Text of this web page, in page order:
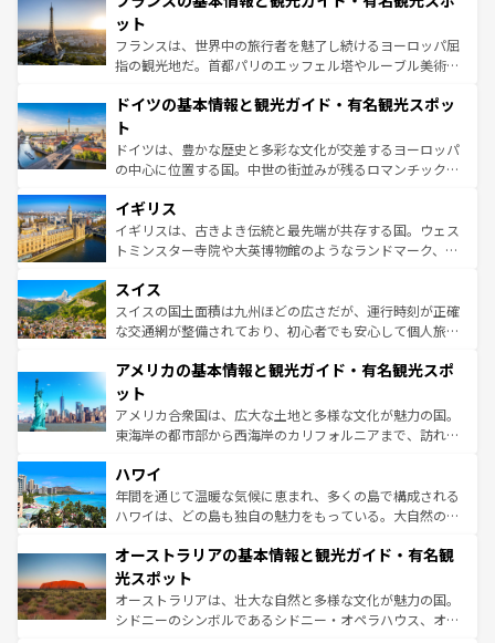
しい。
れる闘牛、そして美味しいタパスが生活の一部となってい
る。首都マドリードの洗練された雰囲気や、バルセロナの
アートに溢れた街角から、地方では古代ローマ遺跡や中世
せる。地方によって風土や気候が異なるスペインはその個
ンテンツ一覧 を参照してほしい。
ット
フランスは、世界中の旅行者を魅了し続けるヨーロッパ屈
指の観光地だ。首都パリのエッフェル塔やルーブル美術館
で、幅広い魅力が詰まっている。華麗な宮殿、歴史的な大
聖堂、美しいビーチ、そして豊かな自然が、訪れる者を心
から魅了する。また、フランスは美食の国としても知ら
れ、フランス料理はユネスコ無形文化遺産にも登録されて
香り高いラベンダー畑など、多彩な楽しみ方が可能だ。さ
らに、パリ以外の地域にも魅力が溢れており、どの街角に
も豊かな歴史と文化が息づいている。パリ以外の個性あふ
を参照してほしい。
ドイツの基本情報と観光ガイド・有名観光スポッ
ト
ドイツは、豊かな歴史と多彩な文化が交差するヨーロッパ
の中心に位置する国。中世の街並みが残るロマンチック街
顔を持つこの国は、どこを歩いても飽きることがない。ベ
ルリンの文化的活気、バイエルン州のアルプスの絶景、そ
してライン川沿いのワイン畑といった風景は必見。ビール
は、お酒好きな人にはぜひ体験してほしい。 なお、新着の
ドイツ情報はコンテンツ一覧を参照してほしい。
イギリス
イギリスは、古きよき伝統と最先端が共存する国。ウェス
トミンスター寺院や大英博物館のようなランドマーク、歴
リアごとに異なる魅力がある。また、優雅なアフタヌーン
ティー、ビール好きにはたまらない英国パブ、サッカー観
戦など、本場だからこそできる体験も豊富。イギリスを旅
ンツ一覧を参照してほしい。
スイス
スイスの国土面積は九州ほどの広さだが、運行時刻が正確
な交通網が整備されており、初心者でも安心して個人旅行
の建物がそのまま残る町や、スイスならではのユニークな
博物館もあり、アルプス観光だけでなく町歩きも満喫する
ことができる。国民の所得が高いため物価も高いが、旅行
者向けの交通パス提供のサービスもあり、うまく活用すれ
着のスイス情報は
アメリカの基本情報と観光ガイド・有名観光スポ
ット
アメリカ合衆国は、広大な土地と多様な文化が魅力の国。
東海岸の都市部から西海岸のカリフォルニアまで、訪れる
のような巨大都市は、観光、ショッピング、エンターテイ
ンメントが詰まった刺激的なスポットだ。一方、アメリカ
西部には大自然が広がり、グランドキャニオンやイエロー
部のニューオーリンズでは、音楽と美食が融合した独特の
文化が魅力。旅行者はアメリカの各地域で異なる魅力を楽
しみながら、その多様性と豊かな歴史を感じることができ
るだろう。車でのロードトリップや列車の旅も、アメリカ
ハワイ
年間を通じて温暖な気候に恵まれ、多くの島で構成される
ハワイは、どの島も独自の魅力をもっている。大自然の神
ワイ島は見逃せない。また、定番の観光地といえばオアフ
島だが、静かな自然を求めるならマウイ島やカウアイ島が
おすすめ。エメラルドグリーンに輝く海をはじめ、豊かな
文化や歴史が息づいている。「アロハスピリット」と呼ば
オーストラリアの基本情報と観光ガイド・有名観
光スポット
オーストラリアは、壮大な自然と多様な文化が魅力の国。
シドニーのシンボルであるシドニー・オペラハウス、オー